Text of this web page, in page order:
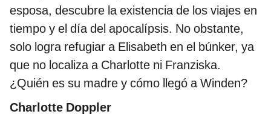
esposa, descubre la existencia de los viajes en
tiempo y el día del apocalípsis. No obstante,
solo logra refugiar a Elisabeth en el búnker, ya
que no localiza a Charlotte ni Franziska.
¿Quién es su madre y cómo llegó a Winden?
Charlotte Doppler